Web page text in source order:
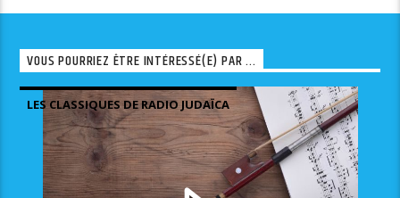
VOUS POURRIEZ ÊTRE INTÉRESSÉ(E) PAR ...
LES CLASSIQUES DE RADIO JUDAÏCA